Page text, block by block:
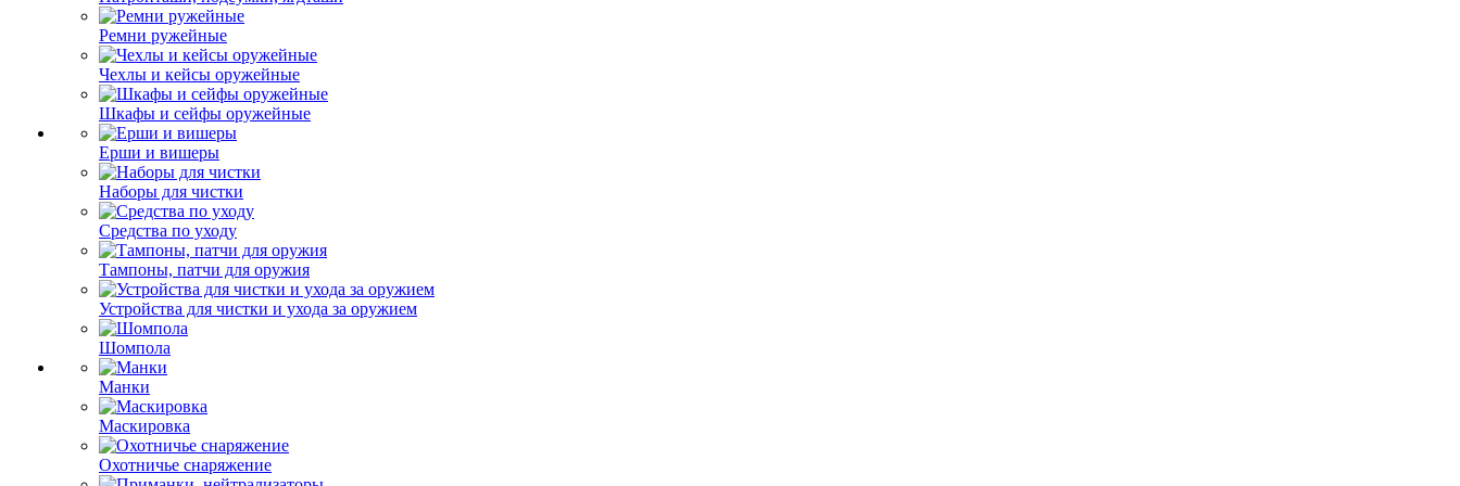
Ремни ружейные
Чехлы и кейсы оружейные
Шкафы и сейфы оружейные
Ерши и вишеры
Наборы для чистки
Средства по уходу
Тампоны, патчи для оружия
Устройства для чистки и ухода за оружием
Шомпола
Манки
Маскировка
Охотничье снаряжение